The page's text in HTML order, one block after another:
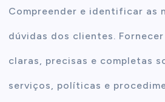
Compreender e identificar as
dúvidas dos clientes.
claras, precisas e completas
serviços, políticas e